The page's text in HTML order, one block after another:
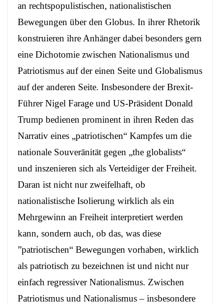
an rechtspopulistischen, nationalistischen
Bewegungen über den Globus. In ihrer Rhetorik
konstruieren ihre Anhänger dabei besonders gern
eine Dichotomie zwischen Nationalismus und
Patriotismus auf der einen Seite und Globalismus
auf der anderen Seite. Insbesondere der Brexit-
Führer Nigel Farage und US-Präsident Donald
Trump bedienen prominent in ihren Reden das
Narrativ eines „patriotischen“ Kampfes um die
nationale Souveränität gegen „the globalists“
und inszenieren sich als Verteidiger der Freiheit.
Daran ist nicht nur zweifelhaft, ob
nationalistische Isolierung wirklich als ein
Mehrgewinn an Freiheit interpretiert werden
kann, sondern auch, ob das, was diese
”patriotischen“ Bewegungen vorhaben, wirklich
als patriotisch zu bezeichnen ist und nicht nur
einfach regressiver Nationalismus. Zwischen
Patriotismus und Nationalismus – insbesondere